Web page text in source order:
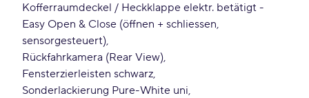
Kofferraumdeckel / Heckklappe elektr. betätigt -
Easy Open & Close (öffnen + schliessen,
sensorgesteuert)
Rückfahrkamera (Rear View)
Fensterzierleisten schwarz
Sonderlackierung Pure-White uni